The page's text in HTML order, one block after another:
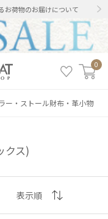
お荷物のお届けについて
0
ー・ストール財布・革小物
クス)
表示順